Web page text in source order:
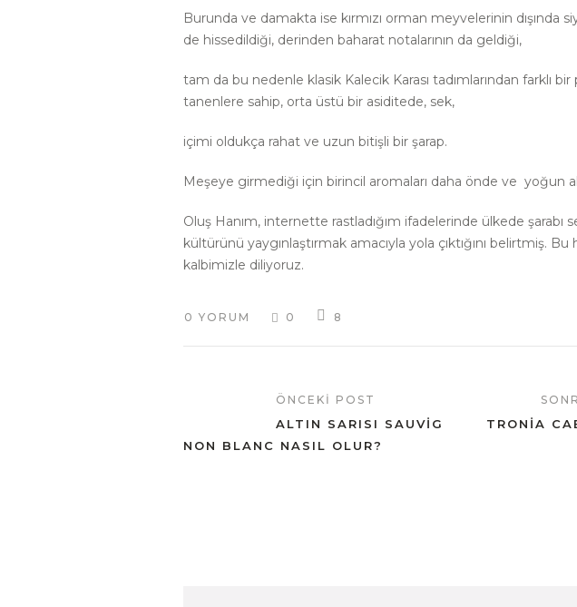
Burunda ve damakta ise kırmızı orman meyvelerinin dışında
de hissedildiği, derinden baharat notalarının da geldiği,
tam da bu nedenle klasik Kalecik Karası tadımlarından farklı
tanenlere sahip, orta üstü bir asiditede, sek,
içimi oldukça rahat ve uzun bitişli bir şarap.
Meşeye girmediği için birincil aromaları daha önde ve yoğun
Oluş Hanım, internette rastladığım ifadelerinde ülkede şarabı
kültürünü yaygınlaştırmak amacıyla yola çıktığını belirtmiş.
kalbimizle diliyoruz.
0 YORUM 0 8
ÖNCEKI POST
ALTIN SARISI SAUVIG
NON BLANC NASIL OLUR?
TRONIA